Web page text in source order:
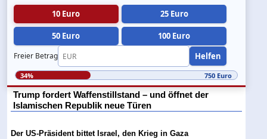
10 Euro
25 Euro
50 Euro 100 Euro
Freier Betrag Helfen
34% 750 Euro
Trump fordert Waffenstillstand – und öffnet der
Islamischen Republik neue Türen
Der US-Präsident bittet Israel, den Krieg in Gaza